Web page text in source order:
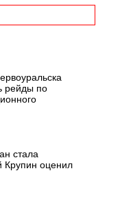
рейды по
стала
Крупин оценил